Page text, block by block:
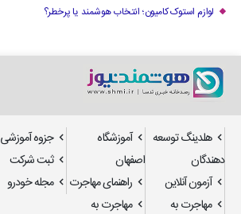
لوازم استوک کامیون؛ انتخاب هوشمند یا پرخطر؟
هلدینگ توسعه
دهندگان
آموزشگاه
اصفهان
جزوه آموزشی
ثبت شرکت
آزمون آنلاین
راهنمای مهاجرت مجله خودرو
مهاجرت به
مهاجرت به